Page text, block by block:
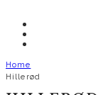
Home
Hillerød